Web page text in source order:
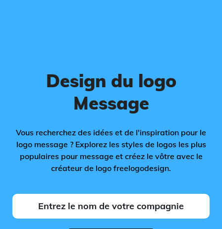
Design du logo
Message
Vous recherchez des idées et de l'inspiration pour le
logo message ? Explorez les styles de logos les plus
populaires pour message et créez le vôtre avec le
créateur de logo freelogodesign.